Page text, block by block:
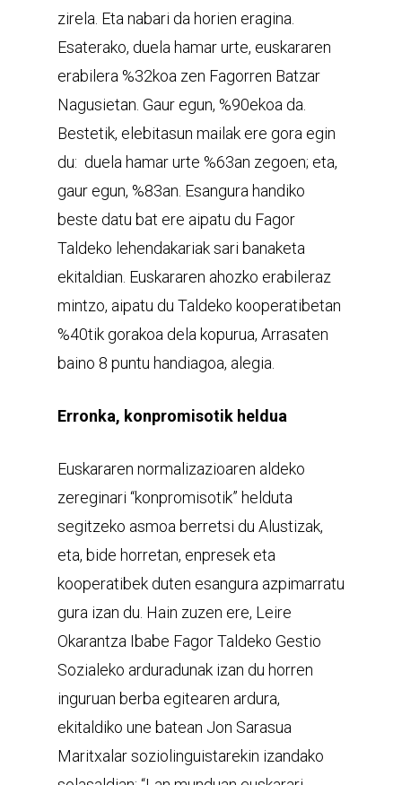
zirela. Eta nabari da horien eragina.
Esaterako, duela hamar urte, euskararen
erabilera %32koa zen Fagorren Batzar
Nagusietan. Gaur egun, %90ekoa da.
Bestetik, elebitasun mailak ere gora egin
du: duela hamar urte %63an zegoen; eta,
gaur egun, %83an. Esangura handiko
beste datu bat ere aipatu du Fagor
Taldeko lehendakariak sari banaketa
ekitaldian. Euskararen ahozko erabileraz
mintzo, aipatu du Taldeko kooperatibetan
%40tik gorakoa dela kopurua, Arrasaten
baino 8 puntu handiagoa, alegia.
Erronka, konpromisotik heldua
Euskararen normalizazioaren aldeko
zereginari “konpromisotik” helduta
segitzeko asmoa berretsi du Alustizak,
eta, bide horretan, enpresek eta
kooperatibek duten esangura azpimarratu
gura izan du. Hain zuzen ere, Leire
Okarantza Ibabe Fagor Taldeko Gestio
Sozialeko arduradunak izan du horren
inguruan berba egitearen ardura,
ekitaldiko une batean Jon Sarasua
Maritxalar soziolinguistarekin izandako